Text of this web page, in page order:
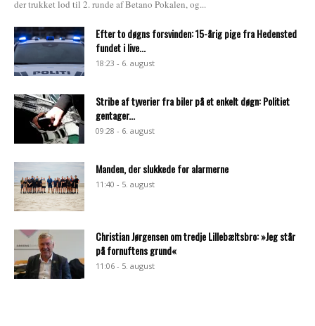
der trukket lod til 2. runde af Betano Pokalen, og...
Efter to døgns forsvinden: 15-årig pige fra Hedensted
fundet i live...
18:23 - 6. august
Stribe af tyverier fra biler på et enkelt døgn: Politiet
gentager...
09:28 - 6. august
Manden, der slukkede for alarmerne
11:40 - 5. august
Christian Jørgensen om tredje Lillebæltsbro: »Jeg står
på fornuftens grund«
11:06 - 5. august